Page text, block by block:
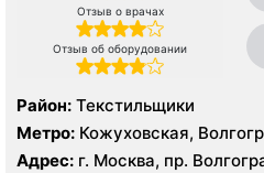
Отзыв о врачах
Отзыв об оборудовании
Район: Текстильщики
Метро: Кожуховская,
Текстильщики
Адрес: г. Москва, пр.